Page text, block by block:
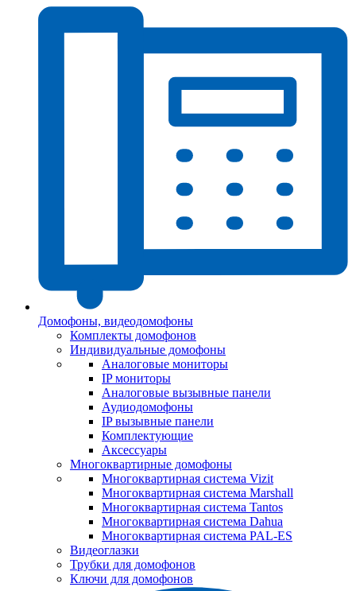
Домофоны, видеодомофоны
Комплекты домофонов
Индивидуальные домофоны
Аналоговые мониторы
IP мониторы
Аналоговые вызывные панели
Аудиодомофоны
IP вызывные панели
Комплектующие
Аксессуары
Многоквартирные домофоны
Многоквартирная система Vizit
Многоквартирная система Marshall
Многоквартирная система Tantos
Многоквартирная система Dahua
Многоквартирная система PAL-ES
Видеоглазки
Трубки для домофонов
Ключи для домофонов